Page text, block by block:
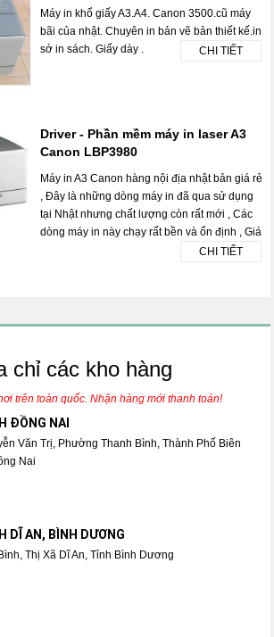
Máy in khổ giấy A3.A4. Canon 3500.cũ máy
bãi của nhật. Chuyên in bản vẽ bản thiết kế.in
sớ in sách. Giấy dày .
CHI TIẾT
Driver - Phần mềm máy in laser A3
Canon LBP3980
Máy in A3 Canon hàng nội địa nhật bản giá rẻ
, Đây là những dòng máy in đã qua sử dụng
tại Nhật nhưng chất lượng còn rất mới , Các
dòng máy in này chạy rất bền và ổn định , Giá
CHI TIẾT
chỉ các kho hàng
trên toàn quốc. Nhận hàng mới thanh toán!
ĐỒNG NAI
Văn Trị, Phường Thanh Bình, Thành Phố Biên
Nai
DĨ AN, BÌNH DƯƠNG
Thị Xã Dĩ An, Tỉnh Bình Dương